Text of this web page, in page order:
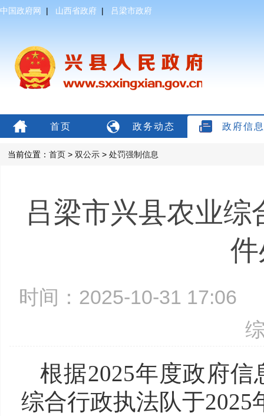
中国政府网 | 山西省政府 | 吕梁市政府
首页 政务动态 政府信
当前位置： 首页 > 双公示 > 处罚强制信息
吕梁市兴县农业
时间：2025-10-31
根据2025年度政府
综合行政执法队于